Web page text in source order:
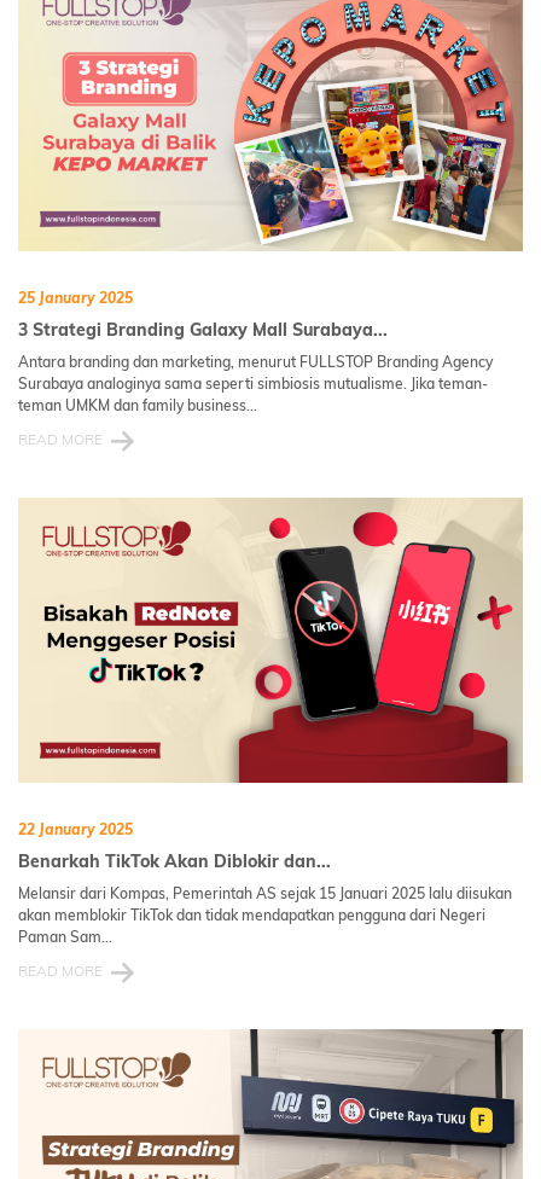
25 January 2025
3 Strategi Branding Galaxy Mall Surabaya...
Antara branding dan marketing, menurut FULLSTOP Branding Agency
Surabaya analoginya sama seperti simbiosis mutualisme. Jika teman-
teman UMKM dan family business...
READ MORE
22 January 2025
Benarkah TikTok Akan Diblokir dan...
Melansir dari Kompas, Pemerintah AS sejak 15 Januari 2025 lalu diisukan
akan memblokir TikTok dan tidak mendapatkan pengguna dari Negeri
Paman Sam...
READ MORE